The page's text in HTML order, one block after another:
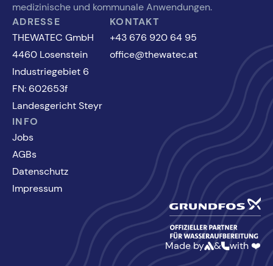
medizinische und kommunale Anwendungen.
ADRESSE
THEWATEC GmbH
4460 Losenstein
Industriegebiet 6
FN: 602653f
Landesgericht Steyr
KONTAKT
+43 676 920 64 95
office@thewatec.at
INFO
Jobs
AGBs
Datenschutz
Impressum
Made by & with ❤️